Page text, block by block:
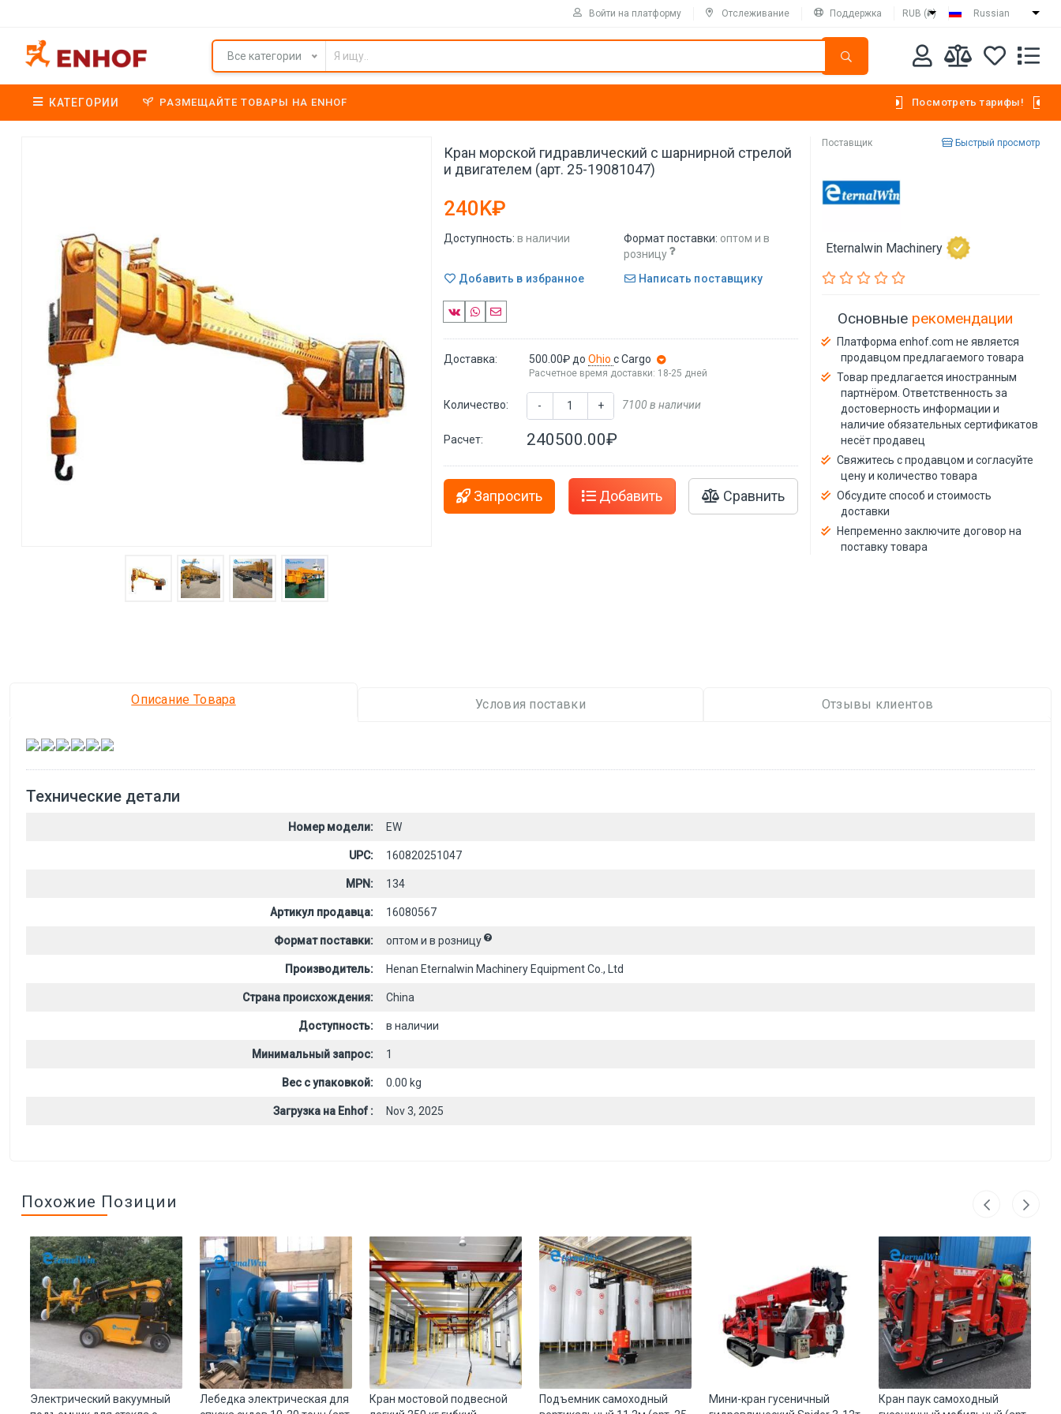
Войти на платформу Отслеживание Поддержка RUB (₽) Russian
Все категории
КАТЕГОРИИ РАЗМЕЩАЙТЕ ТОВАРЫ НА ENHOF Посмотреть тарифы!
Кран морской гидравлический с шарнирной стрелой
и двигателем (арт. 25-19081047)
240K₽
Доступность: в наличии Формат поставки: оптом и в
розницу
Добавить в избранное
Написать поставщику
Доставка: 500.00₽ доOhioс Cargo
Расчетное время доставки: 18-25 дней
Количество: - + 7100 в наличии
Расчет: 240500.00₽
Запросить Добавить Сравнить
Поставщик Быстрый просмотр
Eternalwin Machinery
Основные рекомендации
Платформа enhof.com не является
продавцом предлагаемого товара
Товар предлагается иностранным
партнёром. Ответственность за
достоверность информации и
наличие обязательных сертификатов
несёт продавец
Свяжитесь с продавцом и согласуйте
цену и количество товара
Обсудите способ и стоимость
доставки
Непременно заключите договор на
поставку товара
Описание Товара Условия поставки Отзывы клиентов
, , , , ,
Технические детали
Номер модели: EW
UPC: 160820251047
MPN: 134
Артикул продавца: 16080567
Формат поставки: оптом и в розницу
Производитель: Henan Eternalwin Machinery Equipment Co., Ltd
Страна происхождения: China
Доступность: в наличии
Минимальный запрос: 1
Вес с упаковкой: 0.00 kg
Загрузка на Enhof : Nov 3, 2025
Похожие Позиции
Электрический вакуумный
Лебедка электрическая для
Кран мостовой подвесной
Подъемник самоходный
Мини-кран гусеничный
Кран паук самоходный